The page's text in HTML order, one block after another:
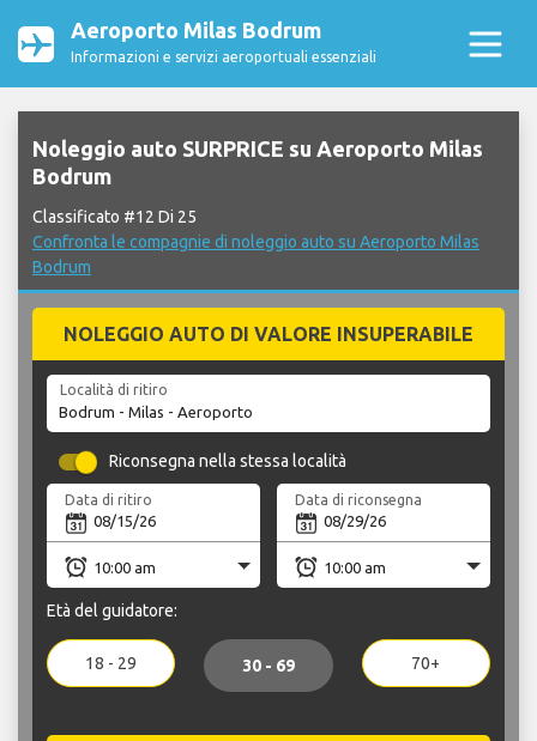
Aeroporto Milas Bodrum
Informazioni e servizi aeroportuali essenziali
Noleggio auto SURPRICE su Aeroporto Milas
Bodrum
Classificato #12 Di 25
Confronta le compagnie di noleggio auto su Aeroporto Milas
Bodrum
NOLEGGIO AUTO DI VALORE INSUPERABILE
Località di ritiro
Riconsegna nella stessa località
Data di ritiro Data di riconsegna
Età del guidatore:
18 - 29 30 - 69 70+